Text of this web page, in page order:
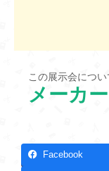
この展示会につ
メーカー
Facebook